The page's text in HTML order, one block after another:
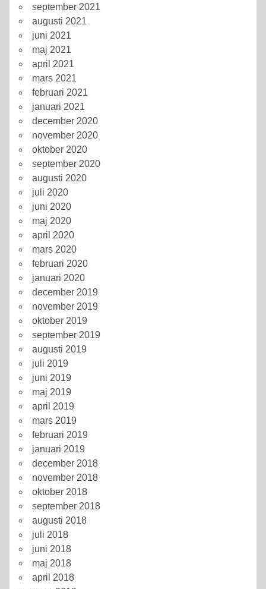
september 2021
augusti 2021
juni 2021
maj 2021
april 2021
mars 2021
februari 2021
januari 2021
december 2020
november 2020
oktober 2020
september 2020
augusti 2020
juli 2020
juni 2020
maj 2020
april 2020
mars 2020
februari 2020
januari 2020
december 2019
november 2019
oktober 2019
september 2019
augusti 2019
juli 2019
juni 2019
maj 2019
april 2019
mars 2019
februari 2019
januari 2019
december 2018
november 2018
oktober 2018
september 2018
augusti 2018
juli 2018
juni 2018
maj 2018
april 2018